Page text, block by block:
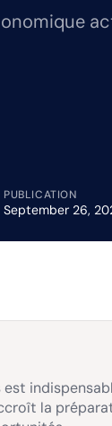
PUBLICATION
September 26,
la